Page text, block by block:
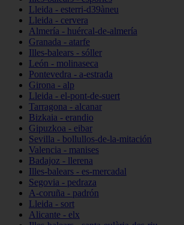
Lleida - esterri-d39àneu
Lleida - cervera
Almería - huércal-de-almería
Granada - atarfe
Illes-balears - sóller
León - molinaseca
Pontevedra - a-estrada
Girona - alp
Lleida - el-pont-de-suert
Tarragona - alcanar
Bizkaia - erandio
Gipuzkoa - eibar
Sevilla - bollullos-de-la-mitación
Valencia - manises
Badajoz - llerena
Illes-balears - es-mercadal
Segovia - pedraza
A-coruña - padrón
Lleida - sort
Alicante - elx